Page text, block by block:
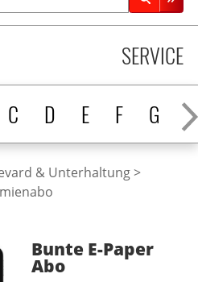
C D E F G H
SERVICE
& Unterhaltung
Bunte E-Paper
Abo